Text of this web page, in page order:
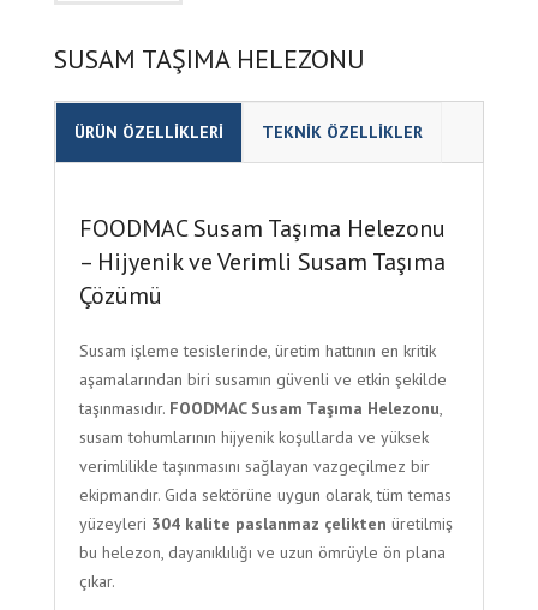
SUSAM TAŞIMA HELEZONU
ÜRÜN ÖZELLİKLERİ TEKNİK ÖZELLİKLER
FOODMAC Susam Taşıma Helezonu
– Hijyenik ve Verimli Susam Taşıma
Çözümü
Susam işleme tesislerinde, üretim hattının en kritik
aşamalarından biri susamın güvenli ve etkin şekilde
taşınmasıdır. FOODMAC Susam Taşıma Helezonu,
susam tohumlarının hijyenik koşullarda ve yüksek
verimlilikle taşınmasını sağlayan vazgeçilmez bir
ekipmandır. Gıda sektörüne uygun olarak, tüm temas
yüzeyleri 304 kalite paslanmaz çelikten üretilmiş
bu helezon, dayanıklılığı ve uzun ömrüyle ön plana
çıkar.